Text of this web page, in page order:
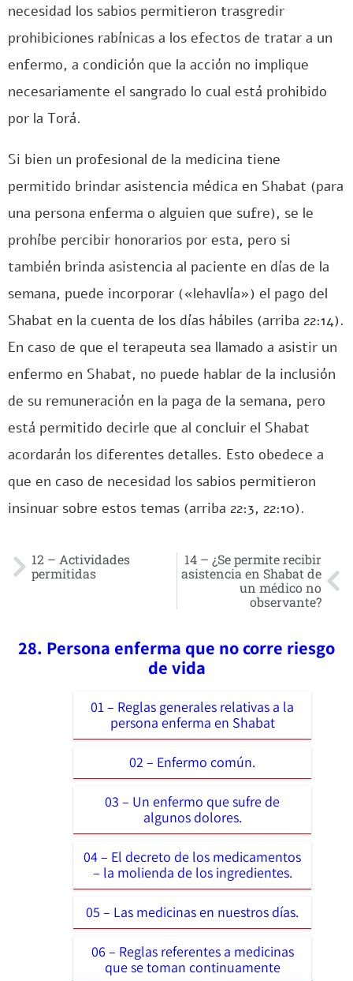
necesidad los sabios permitieron trasgredir
prohibiciones rabínicas a los efectos de tratar a un
enfermo, a condición que la acción no implique
necesariamente el sangrado lo cual está prohibido
por la Torá.
Si bien un profesional de la medicina tiene
permitido brindar asistencia médica en Shabat (para
una persona enferma o alguien que sufre), se le
prohíbe percibir honorarios por esta, pero si
también brinda asistencia al paciente en días de la
semana, puede incorporar («lehavlía») el pago del
Shabat en la cuenta de los días hábiles (arriba 22:14).
En caso de que el terapeuta sea llamado a asistir un
enfermo en Shabat, no puede hablar de la inclusión
de su remuneración en la paga de la semana, pero
está permitido decirle que al concluir el Shabat
acordarán los diferentes detalles. Esto obedece a
que en caso de necesidad los sabios permitieron
insinuar sobre estos temas (arriba 22:3, 22:10).
12 – Actividades
permitidas
14 – ¿Se permite recibir
asistencia en Shabat de
un médico no
observante?
28. Persona enferma que no corre riesgo
de vida
01 – Reglas generales relativas a la
persona enferma en Shabat
02 – Enfermo común.
03 – Un enfermo que sufre de
algunos dolores.
04 – El decreto de los medicamentos
– la molienda de los ingredientes.
05 – Las medicinas en nuestros días.
06 – Reglas referentes a medicinas
que se toman continuamente